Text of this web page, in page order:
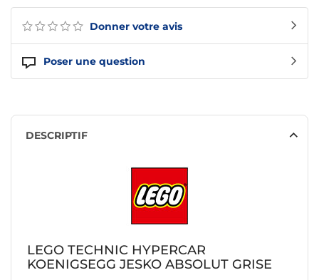
Donner votre avis
Poser une question
DESCRIPTIF
LEGO TECHNIC HYPERCAR
KOENIGSEGG JESKO ABSOLUT GRISE